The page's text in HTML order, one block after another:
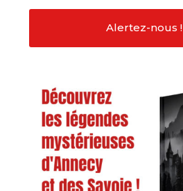
Alertez-nous !